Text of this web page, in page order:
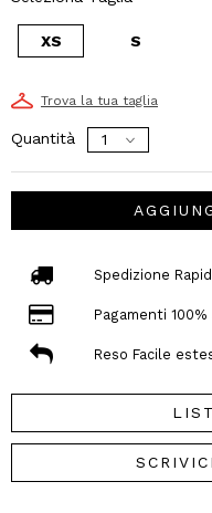
XS S
Trova la tua taglia
Quantità
Spedizione
Pagamenti
Reso Facile